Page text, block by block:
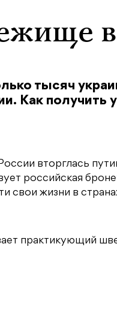
тысяч
Как
вторглась
российская
свои жизни в
практикующий